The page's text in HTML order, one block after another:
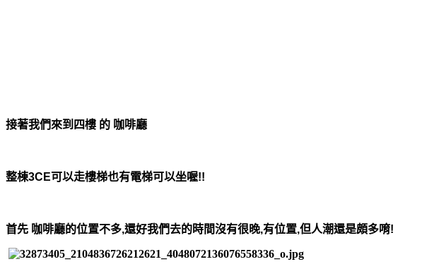
接著我們來到四樓 的 咖啡廳
整棟3CE可以走樓梯也有電梯可以坐喔!!
首先 咖啡廳的位置不多,還好我們去的時間沒有很晚,有位置,但人潮還是頗多唷!